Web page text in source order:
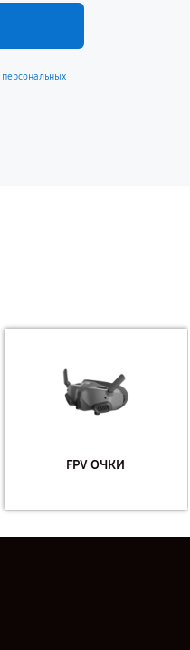
персональных
FPV ОЧКИ